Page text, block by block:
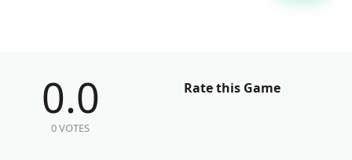
0.0
0 VOTES
Rate this Game